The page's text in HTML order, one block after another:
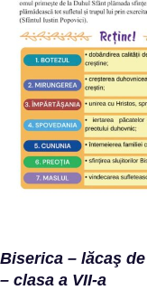
Biserica – lăcaş
– clasa a VII-a